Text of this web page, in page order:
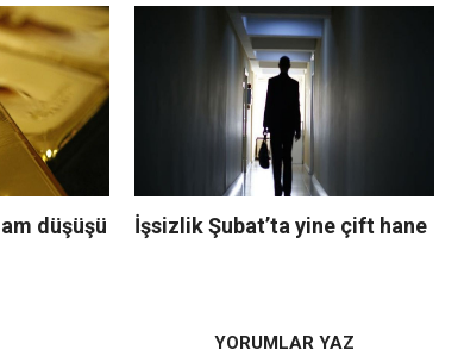
düşüşü İşsizlik Şubat’ta yine çift hane
YORUMLAR YAZ